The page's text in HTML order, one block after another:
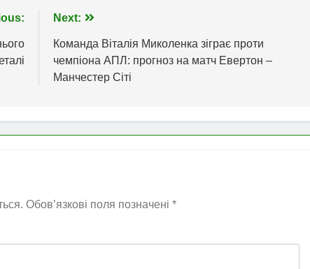
Next:
Команда Віталія Миколенка зіграє проти
чемпіона АПЛ: прогноз на матч Евертон –
Манчестер Сіті
Обов’язкові поля позначені *